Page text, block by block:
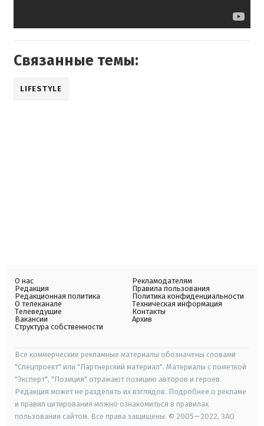
Связанные темы:
LIFESTYLE
О нас
Редакция
Редакционная политика
О телеканале
Телеведущие
Вакансии
Структура собственности
Рекламодателям
Правила пользования
Политика конфиденциальности
Техническая информация
Контакты
Архив
Все коммерческие рекламные материалы обозначены словами
"Спецпроект" или "Партнерский материал". Материалы с пометкой
"Эксперт", "Позиция" отражают позицию авторов и героев.
Редакция может не разделять их взглядов. Подробнее о рекламе
и правил цитирования можно ознакомиться в правилах
пользования сайтом. Все права защищены. © 2005—2022, ЗАО